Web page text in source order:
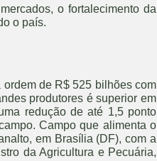
o fortalecimento da
o país.
de R$ 525 bilhões com
produtores é superior em
redução de até 1,5 ponto
Campo que alimenta o
em Brasília (DF), com a
da Agricultura e Pecuária,